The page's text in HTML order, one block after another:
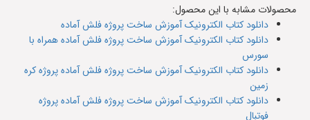
محصولات مشابه با این محصول:
دانلود کتاب الکترونیک آموزش ساخت پروژه فلش آماده
دانلود کتاب الکترونیک آموزش ساخت پروژه فلش آماده همراه با
سورس
دانلود کتاب الکترونیک آموزش ساخت پروژه فلش آماده پروژه کره
زمین
دانلود کتاب الکترونیک آموزش ساخت پروژه فلش آماده پروژه
فوتبال